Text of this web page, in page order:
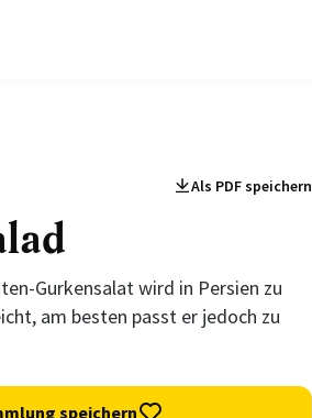
Als PDF speichern
Gurkensalat wird in Persien zu
am besten passt er jedoch zu
speichern